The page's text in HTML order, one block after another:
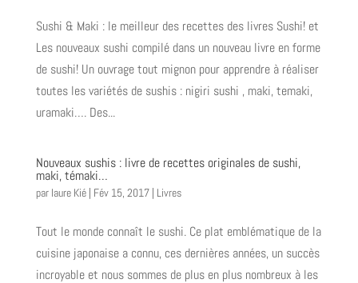
Sushi & Maki : le meilleur des recettes des livres Sushi! et
Les nouveaux sushi compilé dans un nouveau livre en forme
de sushi! Un ouvrage tout mignon pour apprendre à réaliser
toutes les variétés de sushis : nigiri sushi , maki, temaki,
uramaki…. Des...
Nouveaux sushis : livre de recettes originales de sushi,
maki, témaki…
par laure Kié| Fév 15, 2017| Livres
Tout le monde connaît le sushi. Ce plat emblématique de la
cuisine japonaise a connu, ces dernières années, un succès
incroyable et nous sommes de plus en plus nombreux à les